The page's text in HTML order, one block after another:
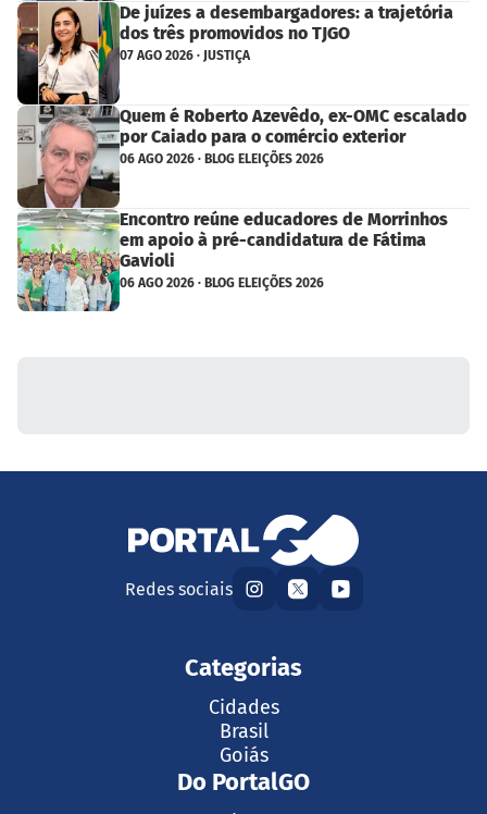
De juízes a desembargadores: a trajetória
dos três promovidos no TJGO
07 AGO 2026 · JUSTIÇA
Quem é Roberto Azevêdo, ex-OMC escalado
por Caiado para o comércio exterior
06 AGO 2026 · BLOG ELEIÇÕES 2026
Encontro reúne educadores de Morrinhos
em apoio à pré-candidatura de Fátima
Gavioli
06 AGO 2026 · BLOG ELEIÇÕES 2026
Redes sociais
Categorias
Cidades
Brasil
Goiás
Do PortalGO